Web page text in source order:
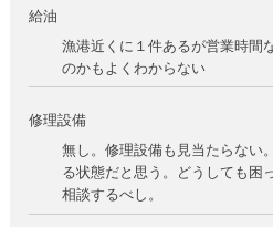
給油
漁港近くに１件あるが営業時間
のかもよくわからない
修理設備
無し。修理設備も見当たらない
る状態だと思う。どうしても困
相談するべし。